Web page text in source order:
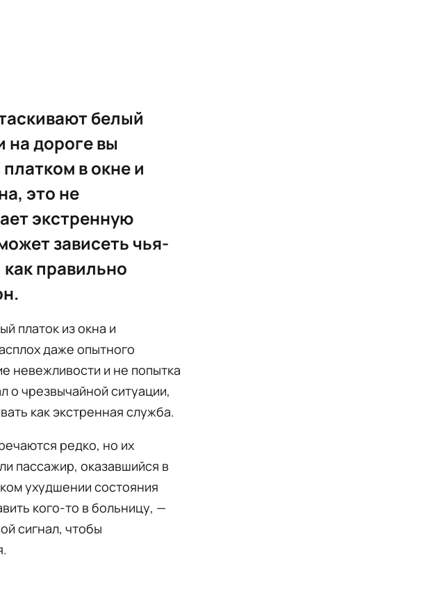
белый
на дороге вы
в окне и
это не
экстренную
зависеть чья-
правильно
платок из окна и
даже опытного
невежливости и не попытка
о чрезвычайной ситуации,
как экстренная служба.
редко, но их
пассажир, оказавшийся в
ухудшении состояния
кого-то в больницу, —
сигнал, чтобы